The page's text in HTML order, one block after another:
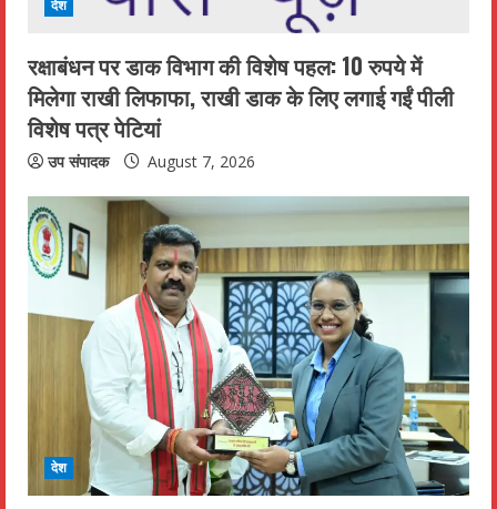
g
देश
रक्षाबंधन पर डाक विभाग की विशेष पहल: 10 रुपये में
मिलेगा राखी लिफाफा, राखी डाक के लिए लगाई गईं पीली
विशेष पत्र पेटियां
उप संपादक August 7, 2026
देश